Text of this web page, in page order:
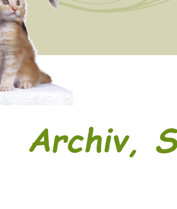
Archiv,